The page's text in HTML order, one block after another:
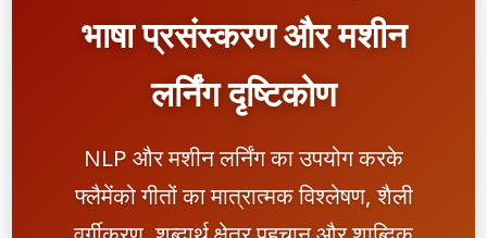
भाषा प्रसंस्करण और मशीन
लर्निंग दृष्टिकोण
NLP और मशीन लर्निंग का उपयोग करके
फ्लैमेंको गीतों का मात्रात्मक विश्लेषण, शैली